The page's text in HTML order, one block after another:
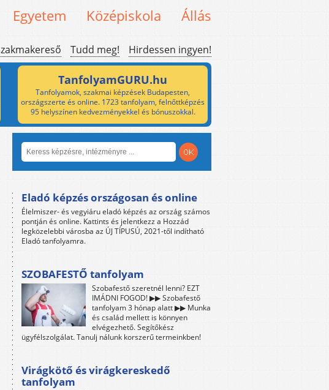
Egyetem Középiskola Állás
Tudd meg! Hirdessen ingyen!
TanfolyamGURU.hu
Tanfolyamok, szakmai képzések Budapesten,
országszerte és online. 1723 tanfolyam, felnőttképzés
95 helyszínen kedvezményekkel és bónuszokkal.
Eladó képzés országosan és online
Élelmiszer- és vegyiáru eladó képzés az ország számos
pontján és online. Kattints és jelentkezz a Hozzád
legközelebbi városba az ÚJ TÍPUSÚ, 2021-től indítható
Eladó tanfolyamra.
SZOBAFESTŐ tanfolyam
Szobafestő szeretnél lenni? EZT
IMÁDNI FOGOD! ▶▶ Szobafestő
tanfolyam 3 hónap alatt ▶▶ Munka
és család mellett is könnyen
elvégezhető. Segítőkész
ügyfélszolgálat. Tanulj nálunk korszerű termeinkben!
Virágkötő és virágkereskedő
tanfolyam